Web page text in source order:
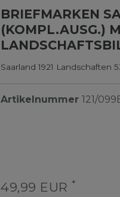
BRIEFMARKEN
(KOMPL.AUSG.)
Saarland 1921 Landschaften
Artikelnummer 121/
49,99 EUR *